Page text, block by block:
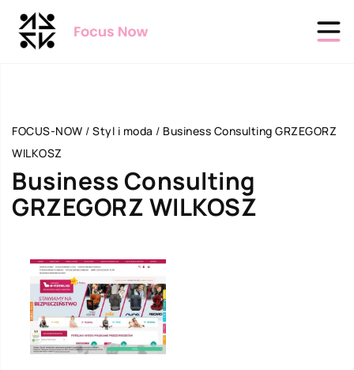
FOCUS-NOW / Styl i moda / Business Consulting GRZEGORZ
WILKOSZ
Business Consulting
GRZEGORZ WILKOSZ